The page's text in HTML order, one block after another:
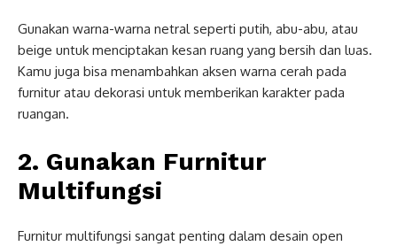
Gunakan warna-warna netral seperti putih, abu-abu, atau
beige untuk menciptakan kesan ruang yang bersih dan luas.
Kamu juga bisa menambahkan aksen warna cerah pada
furnitur atau dekorasi untuk memberikan karakter pada
ruangan.
2. Gunakan Furnitur
Multifungsi
Furnitur multifungsi sangat penting dalam desain open